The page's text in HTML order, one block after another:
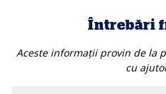
Întrebări
Aceste informații provin de la
cu